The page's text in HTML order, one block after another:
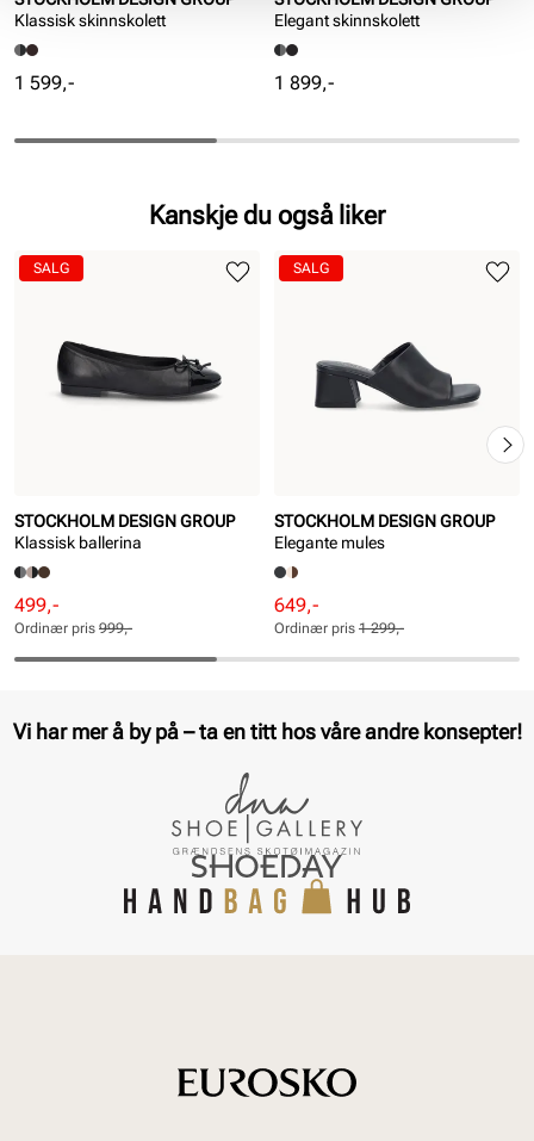
Klassisk skinnskolett
Pris
1 599,-
Elegant skinnskolett
Pris
1 899,-
Kanskje du også liker
STOCKHOLM DESIGN GROUP
Klassisk ballerina
Rabattert
pris
Pris
499,-
Ordinær
pris
Pris
Ordinær pris 999,-
SALG
STOCKHOLM DESIGN GROUP
Elegante mules
Rabattert
pris
Pris
649,-
Ordinær
pris
Pris
Ordinær pris 1 299,-
SALG
Vi har mer å by på – ta en titt hos våre andre konsepter!